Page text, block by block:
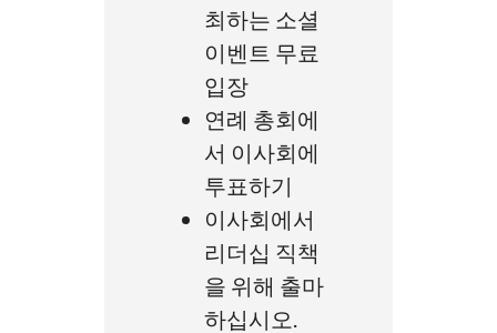
최하는 소셜
이벤트 무료
입장
연례 총회에
서 이사회에
투표하기
이사회에서
리더십 직책
을 위해 출마
하십시오.